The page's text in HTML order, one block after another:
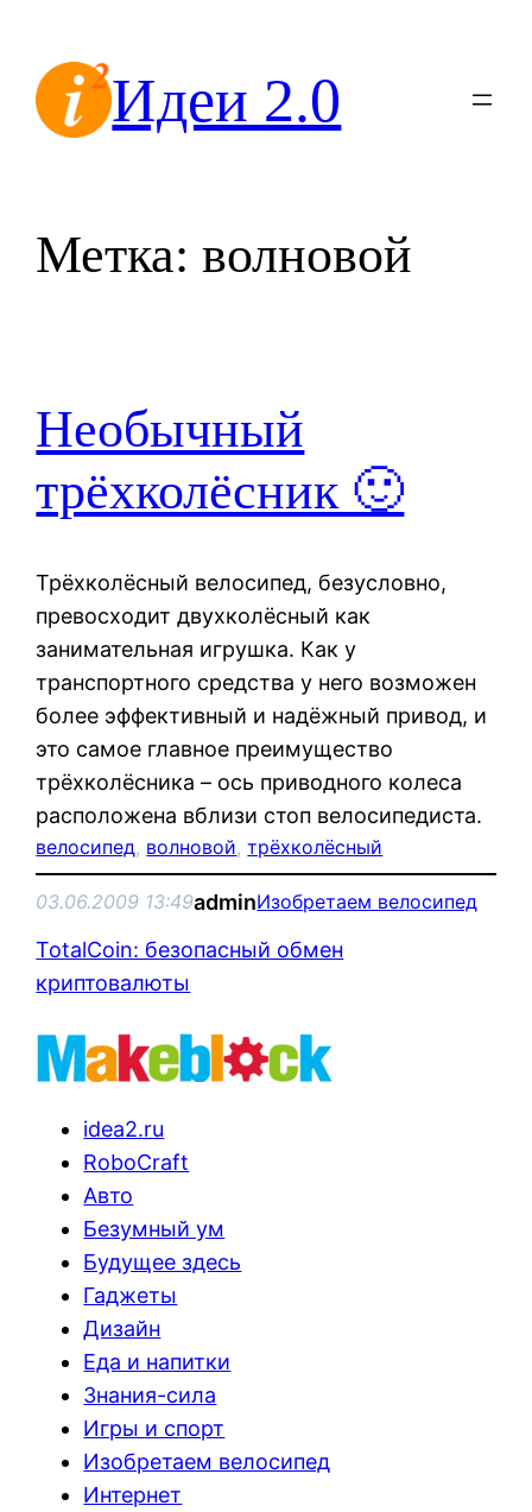
содержимомуИдеи 2.0
Метка:волновой
Необычный
трёхколёсник 🙂
Трёхколёсный велосипед, безусловно,
превосходит двухколёсный как
занимательная игрушка. Как у
транспортного средства у него возможен
более эффективный и надёжный привод, и
это самое главное преимущество
трёхколёсника – ось приводного колеса
расположена вблизи стоп велосипедиста.
велосипед, волновой, трёхколёсный
03.06.2009 13:49adminИзобретаем велосипед
TotalCoin: безопасный обмен
криптовалюты
idea2.ru
RoboCraft
Авто
Безумный ум
Будущее здесь
Гаджеты
Дизайн
Еда и напитки
Знания-сила
Игры и спорт
Изобретаем велосипед
Интернет